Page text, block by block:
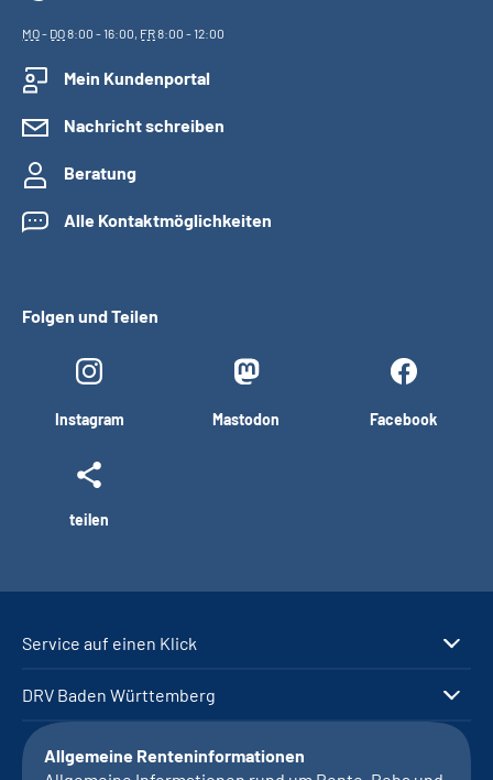
MO- DO8:00 - 16:00, FR8:00 - 12:00
Mein Kundenportal
Nachricht schreiben
Beratung
Alle Kontaktmöglichkeiten
Folgen und Teilen
Instagram Mastodon Facebook
teilen
Service auf einen Klick
DRV Baden Württemberg
Allgemeine Renteninformationen